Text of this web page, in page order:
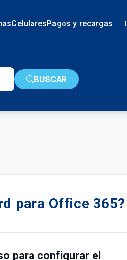
CelularesPagos y recargas
BUSCAR
para Office 365?
para configurar el